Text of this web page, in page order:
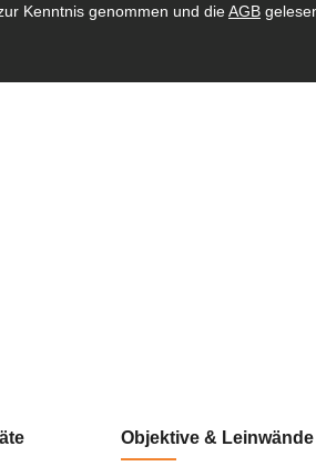
Kenntnis genommen und dieAGB
Objektive & Leinwände